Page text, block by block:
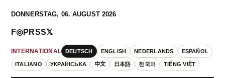
DONNERSTAG, 06. AUGUST 2026
INTERNATIONAL DEUTSCH ENGLISH NEDERLANDS ESPAÑOL
ITALIANO УКРАЇНСЬКА 中文 日本語 한국어 TIẾNG VIỆT
F◎PRSS𝕏